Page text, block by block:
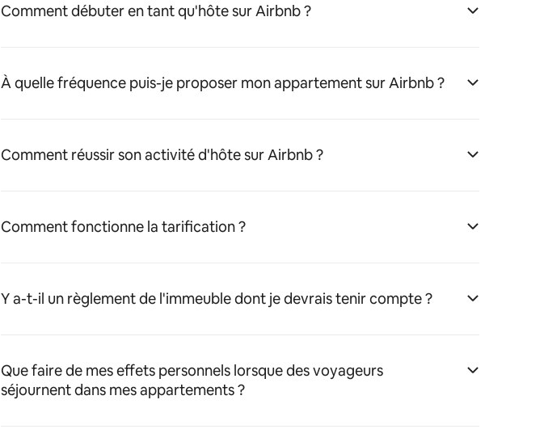
Comment débuter en tant qu'hôte sur Airbnb ?
À quelle fréquence puis-je proposer mon appartement sur Airbnb ?
Comment réussir son activité d'hôte sur Airbnb ?
Comment fonctionne la tarification ?
Y a-t-il un règlement de l'immeuble dont je devrais tenir compte ?
Que faire de mes effets personnels lorsque des voyageurs
séjournent dans mes appartements ?